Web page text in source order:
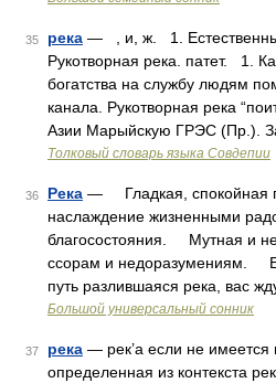
35 река — , и, ж. 1.
Рукотворная река. патет. 1.
богатства на службу людям
канала. Рукотворная река
Азии Марыйскую ГРЭС (Пр.).
Толковый словарь языка Совдепии
36 Река — Гладкая, спокойная
наслаждение жизненными
благосостояния. Мутная и
ссорам и недоразумениям.
путь разлившаяся река, вас
Большой универсальный сонник
37 река — рек’а если не
определенная из контекста